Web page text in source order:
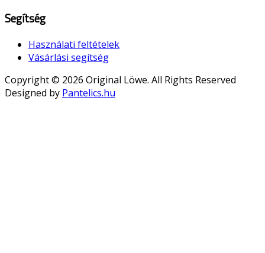
Segítség
Használati feltételek
Vásárlási segítség
Copyright © 2026 Original Löwe. All Rights Reserved
Designed by Pantelics.hu